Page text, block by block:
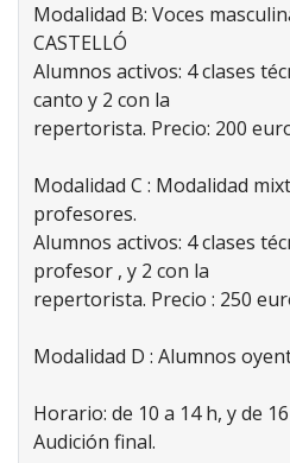
Modalidad B: Voces
CASTELLÓ
Alumnos activos: 4 clases
canto y 2 con la
repertorista. Precio: 200
Modalidad C : Modalidad
profesores.
Alumnos activos: 4 clases
profesor , y 2 con la
repertorista. Precio : 250
Modalidad D : Alumnos
Horario: de 10 a 14 h, y de
Audición final.